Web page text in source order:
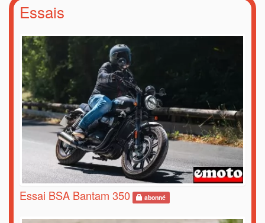
Essais
Essai BSA Bantam 350 abonné